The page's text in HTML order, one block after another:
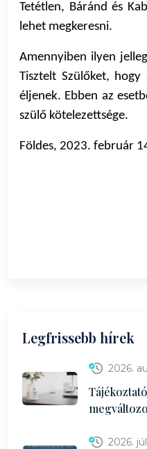
Tetétlen, Báránd és
lehet megkeresni.
Amennyiben ilyen
Tisztelt Szülőket, hogy
éljenek. Ebben az
szülő kötelezettsége.
Földes, 2023. február
Legfrissebb hírek
2026.
2026.